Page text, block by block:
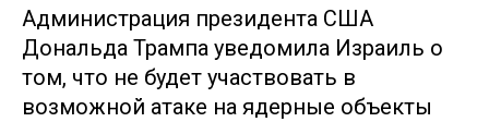
Администрация президента США
Дональда Трампа уведомила Израиль о
том, что не будет участвовать в
возможной атаке на ядерные объекты